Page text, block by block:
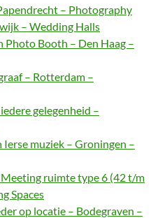
– Photography
– Wedding Halls
Photo Booth – Den Haag –
– Rotterdam –
gelegenheid –
Ierse muziek – Groningen –
ruimte type 6 (42 t/m
Spaces
op locatie – Bodegraven –